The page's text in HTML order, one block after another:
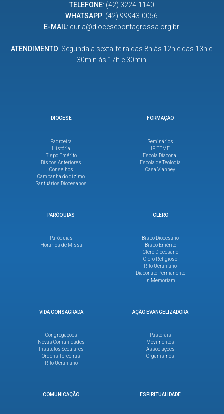
TELEFONE: (42) 3224-1140
WHATSAPP: (42) 99943-0056
E-MAIL: curia@diocesepontagrossa.org.br
ATENDIMENTO: Segunda a sexta-feira das 8h às 12h e das 13h e
30min às 17h e 30min
DIOCESE
Padroeira
História
Bispo Emérito
Bispos Anteriores
Conselhos
Campanha do dízimo
Santuários Diocesanos
FORMAÇÃO
Seminários
IFITEME
Escola Diaconal
Escola de Teologia
Casa Vianney
PARÓQUIAS
Paróquias
Horários de Missa
CLERO
Bispo Diocesano
Bispo Emérito
Clero Diocesano
Clero Religioso
Rito Ucraniano
Diaconato Permanente
In Memoriam
VIDA CONSAGRADA
Congregações
Novas Comunidades
Institutos Seculares
Ordens Terceiras
Rito Ucraniano
AÇÃO EVANGELIZADORA
Pastorais
Movimentos
Associações
Organismos
COMUNICAÇÃO ESPIRITUALIDADE